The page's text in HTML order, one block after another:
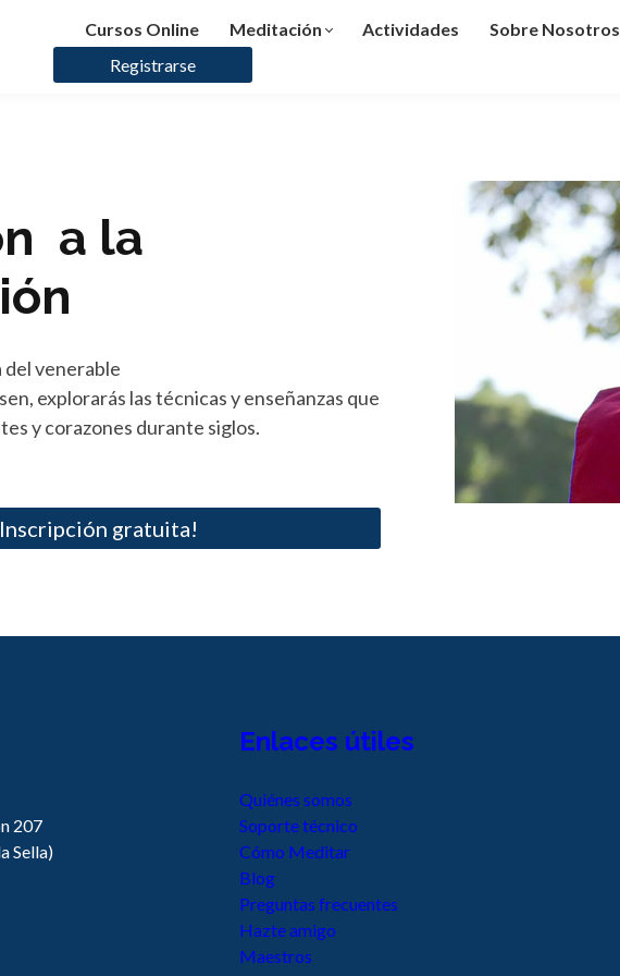
Cursos Online Meditación Actividades Sobre Nosotros
Registrarse
a la
del venerable
explorarás las técnicas y enseñanzas que
y corazones durante siglos.
gratuita!
207
Sella)
Enlaces útiles
Quiénes somos
Soporte técnico
Cómo Meditar
Blog
Preguntas frecuentes
Hazte amigo
Maestros